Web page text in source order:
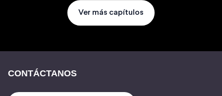
Ver más capítulos
CONTÁCTANOS